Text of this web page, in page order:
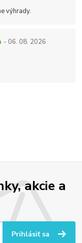
výhrady.
- 06. 08. 2026
akcie a
Prihlásiť sa